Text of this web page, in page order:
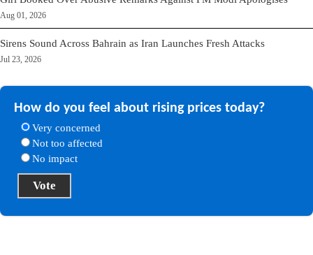
Aug 01, 2026
Sirens Sound Across Bahrain as Iran Launches Fresh Attacks
Jul 23, 2026
How do you feel about rising prices today?
Very concerned
Not too affected
No impact